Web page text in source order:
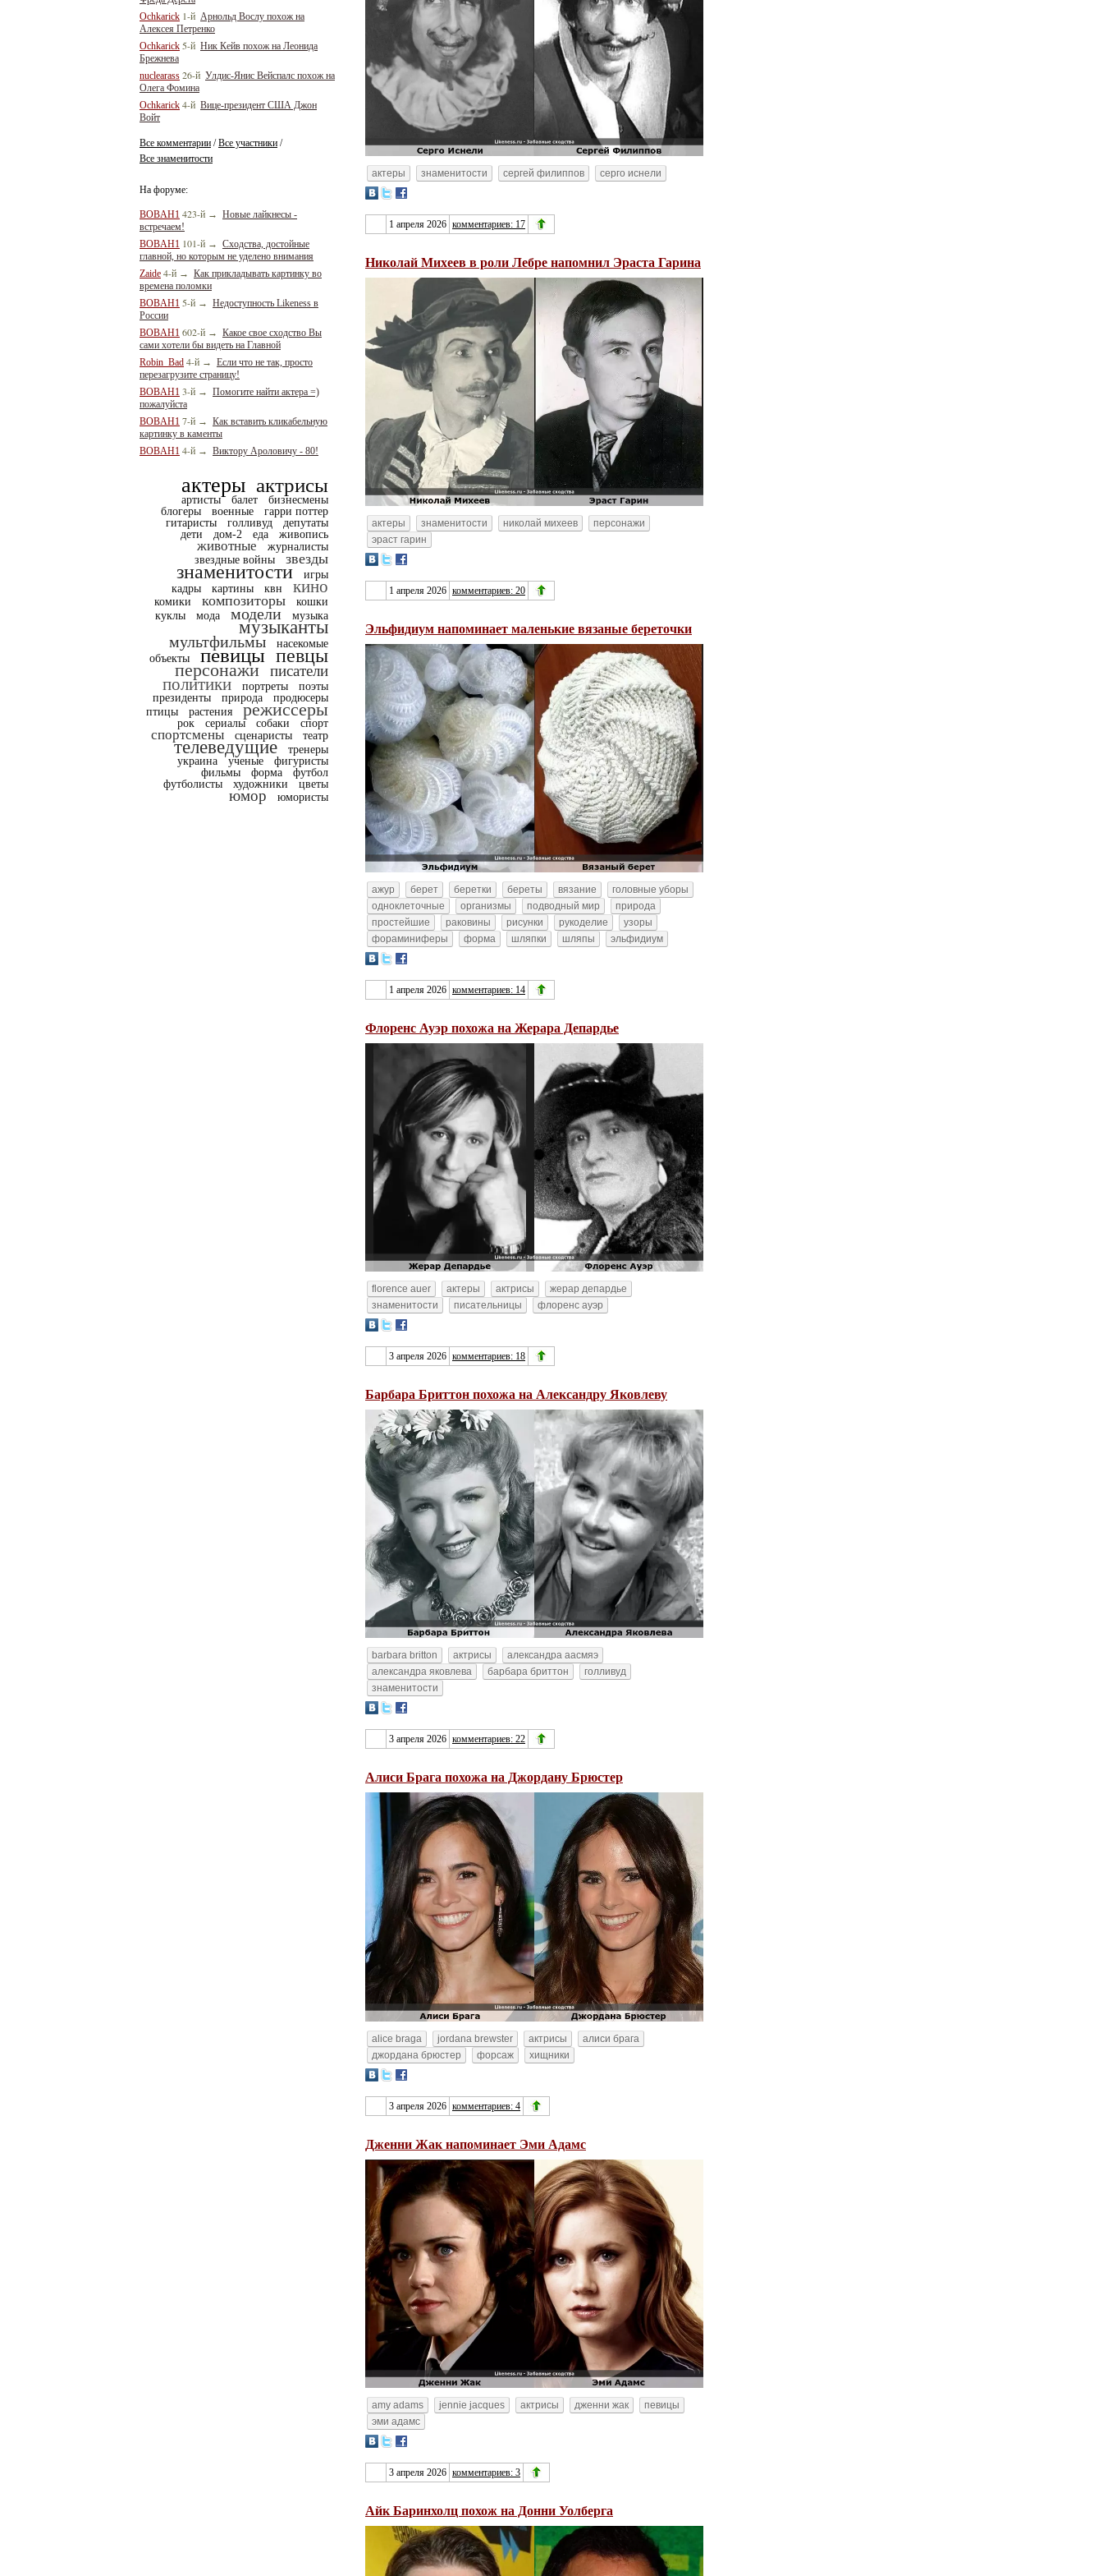
Ochkarick 1-й Арнольд Вослу похож на
Алексея Петренко
Ochkarick 5-й Ник Кейв похож на Леонида
Брежнева
nuclearass 26-й Улдис-Янис Вейспалс похож на
Олега Фомина
Ochkarick 4-й Вице-президент США Джон
Войт
Все комментарии /Все участники /
Все знаменитости
На форуме:
BOBAH1 423-й → Новые лайкнесы -
встречаем!
BOBAH1 101-й → Сходства, достойные
главной, но которым не уделено внимания
Zaide 4-й → Как прикладывать картинку во
времена поломки
BOBAH1 5-й → Недоступность Likeness в
России
BOBAH1 602-й → Какое свое сходство Вы
сами хотели бы видеть на Главной
Robin_Bad 4-й → Если что не так, просто
перезагрузите страницу!
BOBAH1 3-й → Помогите найти актера =)
пожалуйста
BOBAH1 7-й → Как вставить кликабельную
картинку в каменты
BOBAH1 4-й → Виктору Ароловичу - 80!
актеры актрисы
артисты балет
бизнесмены
блогеры
военные
гарри поттер
гитаристы
голливуд
депутаты
дети
дом-2 еда живопись
животные
журналисты
звездные войны
звезды
знаменитости
игры
кадры
картины квн кино
комики композиторы
кошки
куклы
мода модели музыка
музыканты
мультфильмы
насекомые
объекты
певицы певцы
персонажи писатели
политики портреты
поэты
президенты
природа
продюсеры
птицы
растения режиссеры
рок сериалы собаки спорт
спортсмены сценаристы театр
телеведущие
тренеры
украина
ученые
фигуристы
фильмы
форма
футбол
футболисты
художники цветы
юмор юмористы
актеры знаменитости сергей филиппов серго иснели
1 апреля 2026 комментариев: 17
Николай Михеев в роли Лебре напомнил Эраста Гарина
актеры знаменитости николай михеев
персонажи
эраст гарин
1 апреля 2026 комментариев: 20
Эльфидиум напоминает маленькие вязаные береточки
ажур берет беретки береты вязание
головные уборы
одноклеточные
организмы подводный мир
природа
простейшие
раковины рисунки рукоделие
узоры
фораминиферы
форма шляпки шляпы эльфидиум
1 апреля 2026 комментариев: 14
Флоренс Ауэр похожа на Жерара Депардье
florence auer актеры актрисы
жерар депардье
знаменитости
писательницы флоренс ауэр
3 апреля 2026 комментариев: 18
Барбара Бриттон похожа на Александру Яковлеву
barbara britton актрисы
александра аасмяэ
александра яковлева
барбара бриттон
голливуд
знаменитости
3 апреля 2026 комментариев: 22
Алиси Брага похожа на Джордану Брюстер
alice braga jordana brewster актрисы
алиси брага
джордана брюстер
форсаж хищники
3 апреля 2026 комментариев: 4
Дженни Жак напоминает Эми Адамс
amy adams jennie jacques актрисы дженни жак
певицы
эми адамс
3 апреля 2026 комментариев: 3
Айк Баринхолц похож на Донни Уолберга